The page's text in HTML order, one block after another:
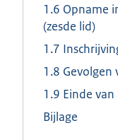
1.6 Opname
(zesde lid)
1.7
1.8 Gevolgen
1.9 Einde
Bijlage